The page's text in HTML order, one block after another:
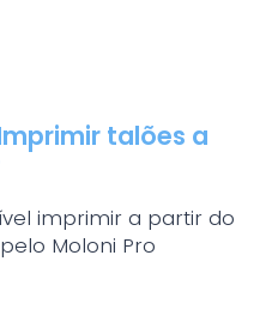
talões a
imprimir a partir do
Moloni Pro